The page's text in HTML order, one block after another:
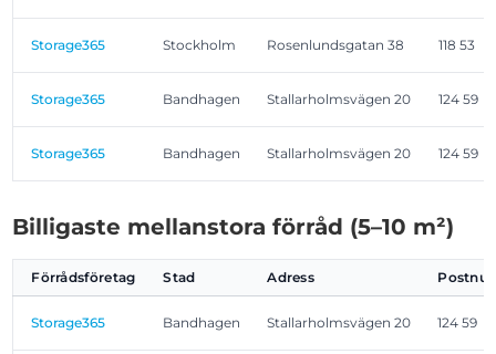
Storage365 Stockholm Rosenlundsgatan 38 118 53
Storage365 Bandhagen Stallarholmsvägen 20 124 59
Storage365 Bandhagen Stallarholmsvägen 20 124 59
Billigaste mellanstora förråd (5–10 m²)
Förrådsföretag Stad Adress
Storage365 Bandhagen Stallarholmsvägen 20 124 59